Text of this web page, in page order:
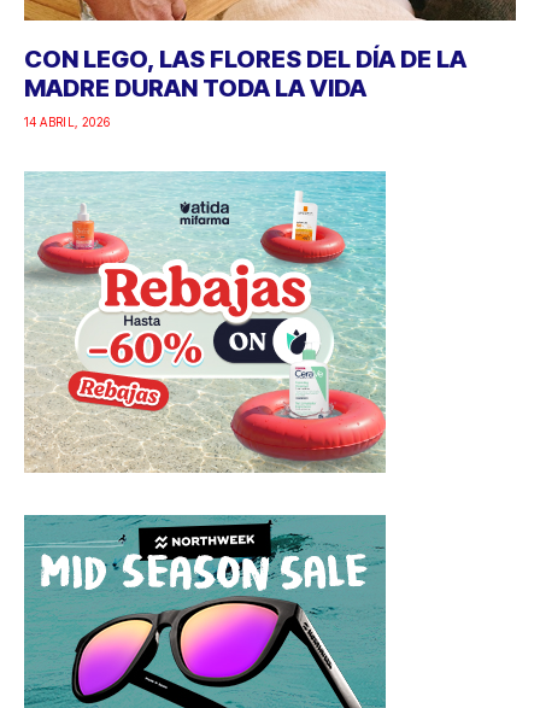
CON LEGO, LAS FLORES DEL DÍA DE LA
MADRE DURAN TODA LA VIDA
14 ABRIL, 2026